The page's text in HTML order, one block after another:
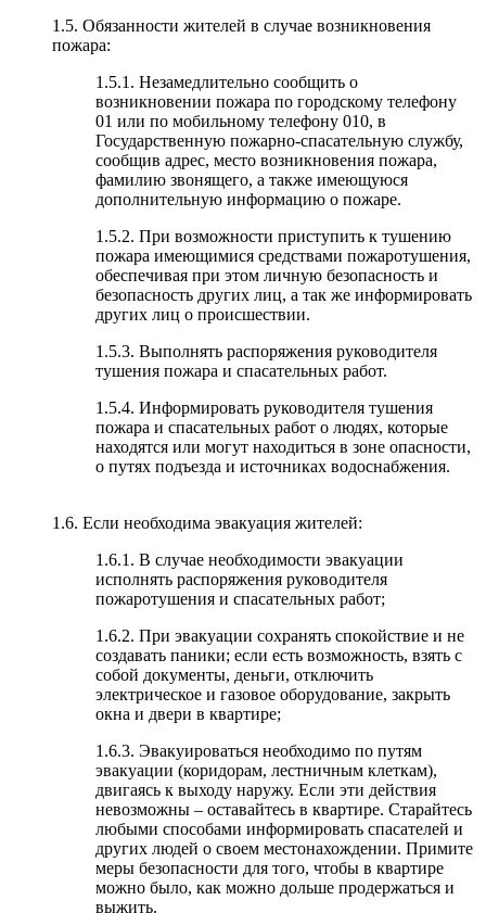
1.5. Обязанности жителей в случае возникновения
пожара:
1.5.1. Незамедлительно сообщить о
возникновении пожара по городскому телефону
01 или по мобильному телефону 010, в
Государственную пожарно-спасательную службу,
сообщив адрес, место возникновения пожара,
фамилию звонящего, а также имеющуюся
дополнительную информацию о пожаре.
1.5.2. При возможности приступить к тушению
пожара имеющимися средствами пожаротушения,
обеспечивая при этом личную безопасность и
безопасность других лиц, а так же информировать
других лиц о происшествии.
1.5.3. Выполнять распоряжения руководителя
тушения пожара и спасательных работ.
1.5.4. Информировать руководителя тушения
пожара и спасательных работ о людях, которые
находятся или могут находиться в зоне опасности,
о путях подъезда и источниках водоснабжения.
1.6. Если необходима эвакуация жителей:
1.6.1. В случае необходимости эвакуации
исполнять распоряжения руководителя
пожаротушения и спасательных работ;
1.6.2. При эвакуации сохранять спокойствие и не
создавать паники; если есть возможность, взять с
собой документы, деньги, отключить
электрическое и газовое оборудование, закрыть
окна и двери в квартире;
1.6.3. Эвакуироваться необходимо по путям
эвакуации (коридорам, лестничным клеткам),
двигаясь к выходу наружу. Если эти действия
невозможны – оставайтесь в квартире. Старайтесь
любыми способами информировать спасателей и
других людей о своем местонахождении. Примите
меры безопасности для того, чтобы в квартире
можно было, как можно дольше продержаться и
выжить.